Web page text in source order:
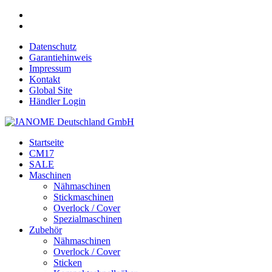
Datenschutz
Garantiehinweis
Impressum
Kontakt
Global Site
Händler Login
Startseite
CM17
SALE
Maschinen
Nähmaschinen
Stickmaschinen
Overlock / Cover
Spezialmaschinen
Zubehör
Nähmaschinen
Overlock / Cover
Sticken